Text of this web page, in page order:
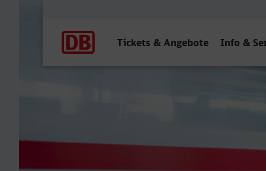
Tickets & Angebote Info &
Schwerin Hbf -